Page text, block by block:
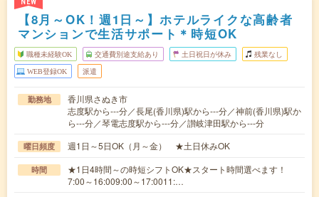
NEW
【8月～OK！週1日～】ホテルライクな高齢者
マンションで生活サポート＊時短OK
職種未経験OK 交通費別途支給あり 土日祝日が休み 残業なし
WEB登録OK 派遣
勤務地
香川県さぬき市
志度駅から---分／長尾(香川県)駅から---分／神前(香川県)駅か
ら---分／琴電志度駅から---分／讃岐津田駅から---分
曜日頻度 週1日～5日OK（月～金） ★土日休みOK
時間
★1日4時間～の時短シフトOK★スタート時間選べます！
7:00～16:009:00～17:0011:…